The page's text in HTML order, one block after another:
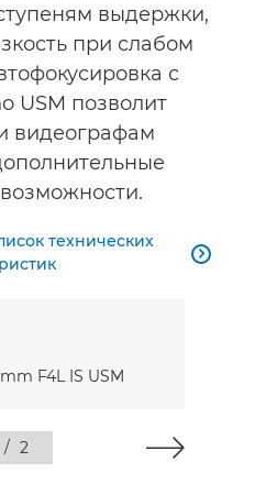
выдержки,
при слабом
с
USM позволит
видеографам
технических

/ 2